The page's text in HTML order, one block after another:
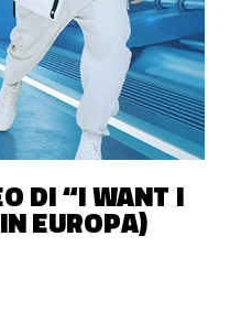
DI “I WANT I
EUROPA)